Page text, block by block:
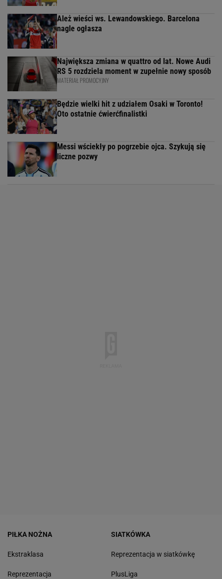
Ależ wieści ws. Lewandowskiego. Barcelona
nagle ogłasza
Największa zmiana w quattro od lat. Nowe Audi
RS 5 rozdziela moment w zupełnie nowy sposób
MATERIAŁ PROMOCYJNY
Będzie wielki hit z udziałem Osaki w Toronto!
Oto ostatnie ćwierćfinalistki
Messi wściekły po pogrzebie ojca. Szykują się
liczne pozwy
PIŁKA NOŻNA
Ekstraklasa
Reprezentacja
SIATKÓWKA
Reprezentacja w siatkówkę
PlusLiga